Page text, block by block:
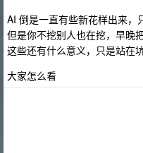
AI 倒是一直有些新花样出来，
但是你不挖别人也在挖，早晚
这些还有什么意义，只是站在
大家怎么看